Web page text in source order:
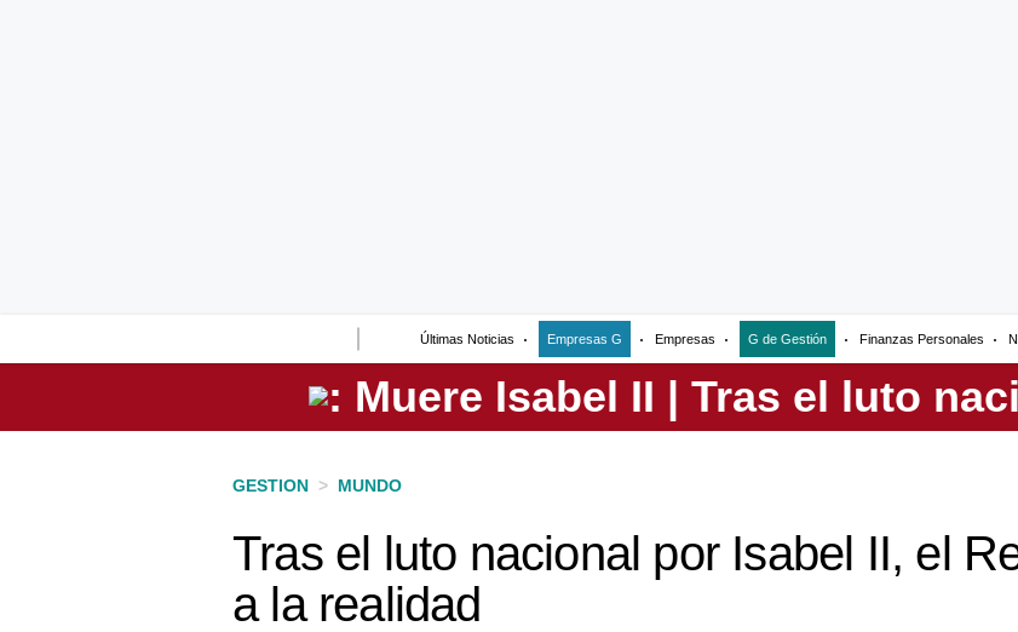
Últimas Noticias Empresas G Empresas G de Gestión Finanzas Personales
Perú
GESTION > MUNDO
Tras el luto nacional por Isabel II, el
a la realidad